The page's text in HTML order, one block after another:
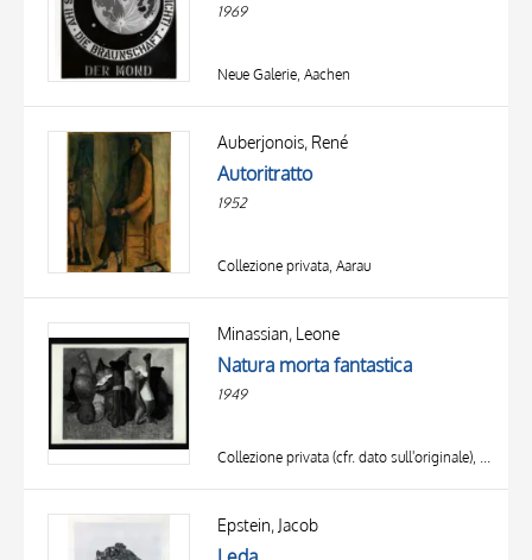
1969
Neue Galerie, Aachen
Auberjonois, René
Autoritratto
1952
Collezione privata, Aarau
Minassian, Leone
Natura morta fantastica
1949
Epstein, Jacob